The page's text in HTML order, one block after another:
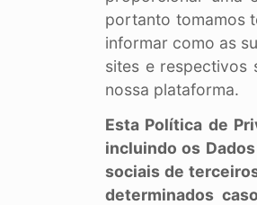
portanto tomamos
informar como as
sites e respectivos
nossa plataforma.
Esta Política de
incluindo os
sociais de
determinados